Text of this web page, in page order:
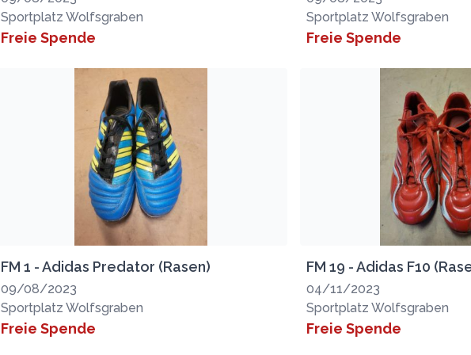
Sportplatz Wolfsgraben
Freie Spende
Sportplatz Wolfsgraben
Freie Spende
FM 1 - Adidas Predator (Rasen)
09/08/2023
Sportplatz Wolfsgraben
Freie Spende
FM 19 - Adidas F10
04/11/2023
Sportplatz Wolfsgraben
Freie Spende